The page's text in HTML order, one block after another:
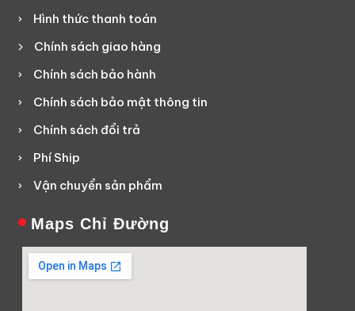
Hình thức thanh toán
Chính sách giao hàng
Chính sách bảo hành
Chính sách bảo mật thông tin
Chính sách đổi trả
Phí Ship
Vận chuyển sản phẩm
Maps Chỉ Đường